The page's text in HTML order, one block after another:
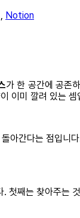
Notion
가 한 공간에 공존
이미 깔려 있는 셈
아간다는 점입니
첫째는 찾아주는